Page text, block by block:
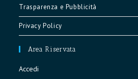
tab
tab
Trasparenza e Pubblicità
Privacy Policy
Area Riservata
Accedi